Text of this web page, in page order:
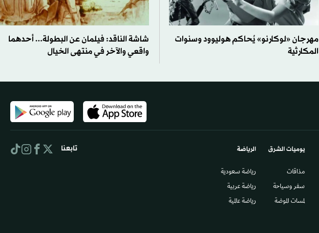
مهرجان «لوكارنو» يُحاكم هوليوود وسنوات
المكارثية
شاشة الناقد: فيلمان عن البطولة... أحدهما
واقعي والآخر في منتهى الخيال
يوميات الشرق​
مذاقات
سفر وسياحة
لمسات الموضة
الرياضة
رياضة سعودية
رياضة عربية
رياضة عالمية
تابعنا